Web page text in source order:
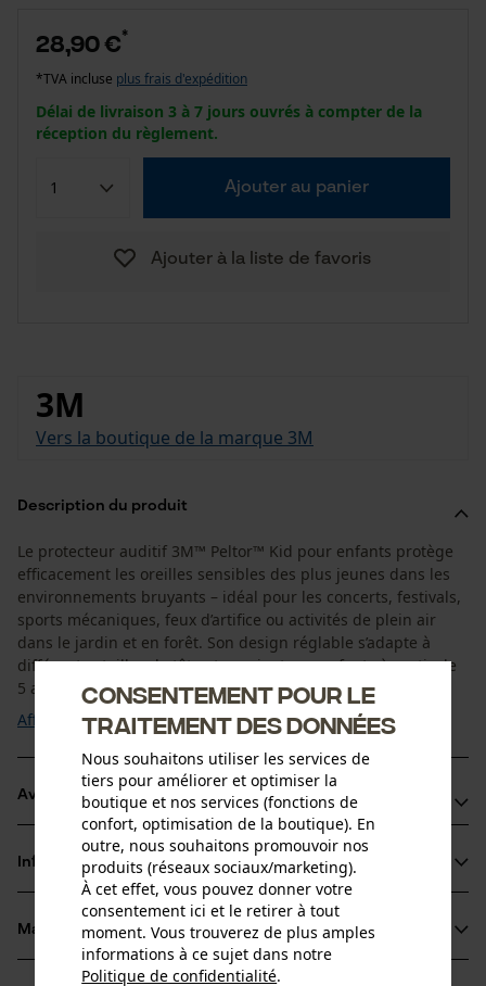
28,90 €*
*TVA incluse plus frais d'expédition
Délai de livraison 3 à 7 jours ouvrés à compter de la
réception du règlement.
Ajouter au panier
Ajouter à la liste de favoris
3M
Vers la boutique de la marque 3M
Description du produit
Le protecteur auditif 3M™ Peltor™ Kid pour enfants protège
efficacement les oreilles sensibles des plus jeunes dans les
environnements bruyants – idéal pour les concerts, festivals,
sports mécaniques, feux d’artifice ou activités de plein air
dans le jardin et en forêt. Son design réglable s’adapte à
différentes tailles de tête et convient aux enfants à partir de
5 ans. ...
Afficher plus
Avantages du produit
• Suspension à deux points pour un maintien sûr et une pression
uniforme
• Ajustement réglable – accompagne la croissance de l’enfant
• Profil plat – bien adapté aux petites tailles de tête
Informations sur le produit
Détails du produit
Matériau & entretien
Consentement pour le
traitement des données
Nous souhaitons utiliser les services de
tiers pour améliorer et optimiser la
boutique et nos services (fonctions de
confort, optimisation de la boutique). En
outre, nous souhaitons promouvoir nos
produits (réseaux sociaux/marketing).
À cet effet, vous pouvez donner votre
consentement ici et le retirer à tout
moment. Vous trouverez de plus amples
informations à ce sujet dans notre
Politique de confidentialité.